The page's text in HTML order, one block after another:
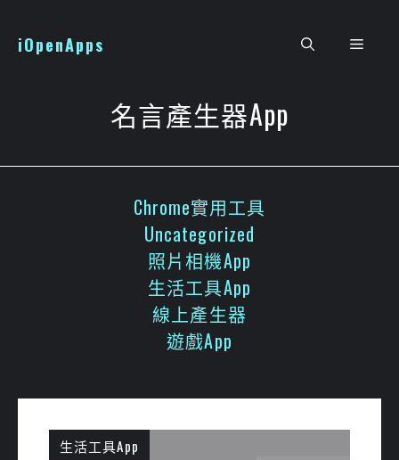
iOpenApps 選
名言產生器App
Chrome實用工具
Uncategorized
照片相機App
生活工具App
線上產生器
遊戲App
生活工具App